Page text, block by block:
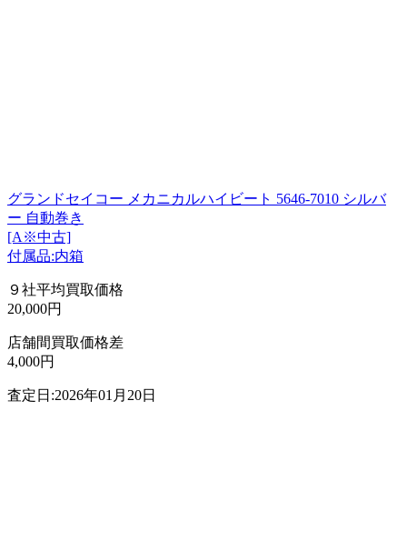
グランドセイコー メカニカルハイビート 5646-7010 シルバ
ー 自動巻き
[A※中古]
付属品:内箱
９社平均買取価格
20,000円
店舗間買取価格差
4,000円
査定日:2026年01月20日